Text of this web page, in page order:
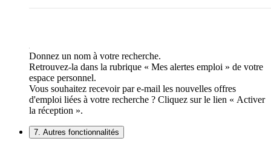
Donnez un nom à votre recherche.
Retrouvez-la dans la rubrique « Mes alertes emploi » de votre
espace personnel.
Vous souhaitez recevoir par e-mail les nouvelles offres
d'emploi liées à votre recherche ? Cliquez sur le lien « Activer
la réception ».
7. Autres fonctionnalités